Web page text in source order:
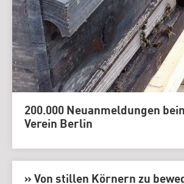
200.000 Neuanmeldungen
Verein Berlin
» Von stillen Körnern zu